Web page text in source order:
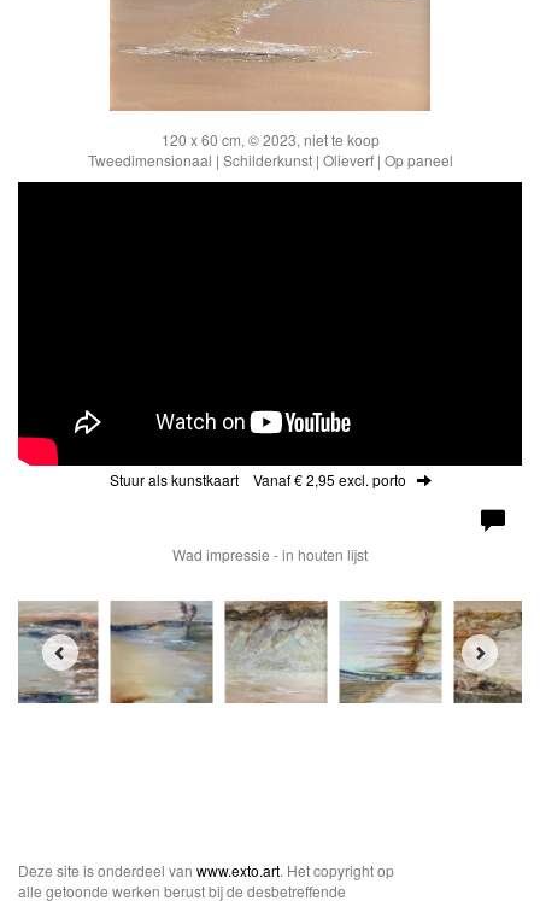
120 x 60 cm, © 2023, niet te koop
Tweedimensionaal | Schilderkunst | Olieverf | Op paneel
Stuur als kunstkaart Vanaf € 2,95 excl. porto
Wad impressie - in houten lijst
Deze site is onderdeel van www.exto.art. Het copyright op
alle getoonde werken berust bij de desbetreffende